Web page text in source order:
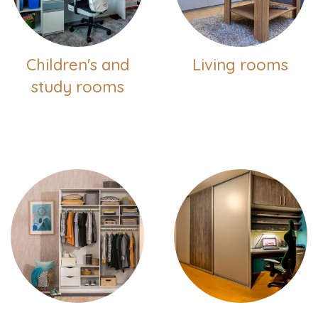
Children's and
study rooms
Living rooms